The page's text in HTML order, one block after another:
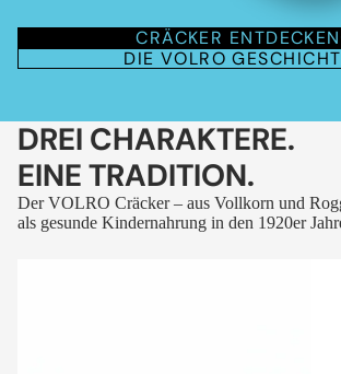
CRÄCKER ENTDECKEN
DIE VOLRO
DREI CHARAKTERE.
EINE TRADITION.
Der VOLRO Cräcker – aus Vollkorn und
als gesunde Kindernahrung in den 1920er